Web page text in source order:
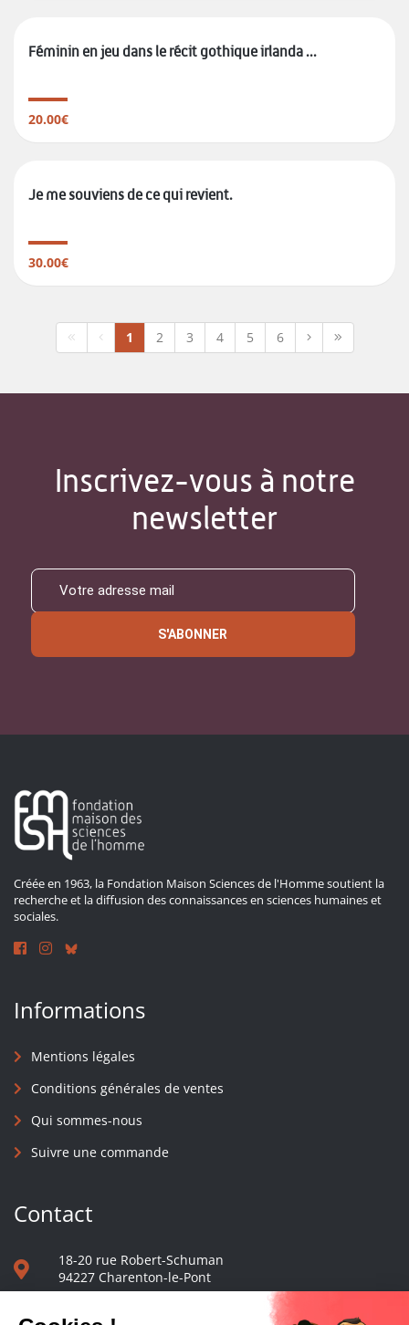
Féminin en jeu dans le récit gothique irlanda ...
20.00€
Je me souviens de ce qui revient.
30.00€
1 2 3 4 5 6
Inscrivez-vous à notre
newsletter
S'ABONNER
Créée en 1963, la Fondation Maison Sciences de l'Homme soutient la
recherche et la diffusion des connaissances en sciences humaines et
sociales.
Informations
Mentions légales
Conditions générales de ventes
Qui sommes-nous
Suivre une commande
Contact
18-20 rue Robert-Schuman
94227 Charenton-le-Pont